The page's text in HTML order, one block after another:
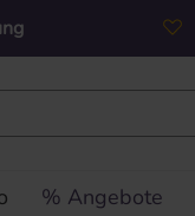
% Angebote